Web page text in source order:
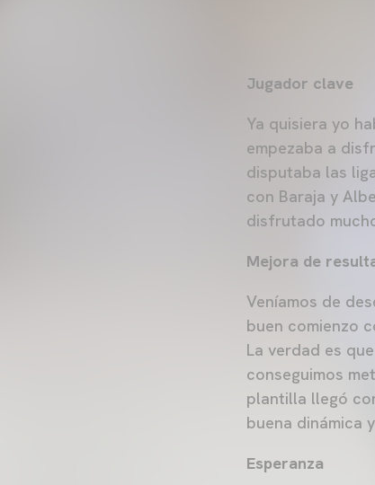
Jugador clave
Ya quisiera yo
empezaba a
disputaba las
con Baraja y
disfrutado
Mejora de
Veníamos de
buen comienzo
La verdad es
conseguimos
plantilla llegó
buena dinámica
Esperanza